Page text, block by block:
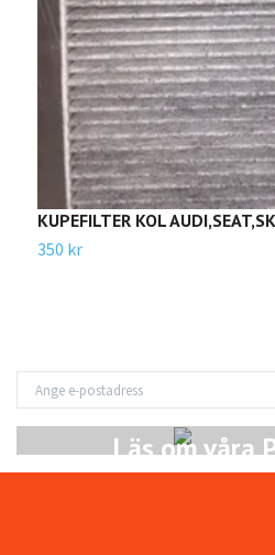
Läs om våra
KUPEFILTER KOL
350 kr